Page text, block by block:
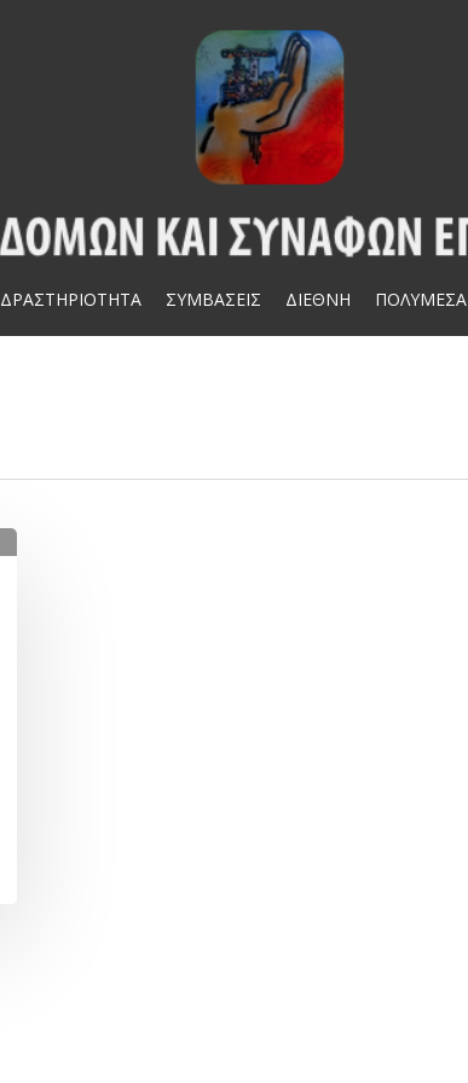
ΔΡΑΣΤΗΡΙΟΤΗΤΑ ΣΥΜΒΑΣΕΙΣ ΔΙΕΘΝΗ ΠΟΛΥΜΕΣΑ